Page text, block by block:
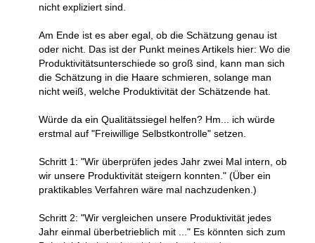
nicht expliziert sind.
Am Ende ist es aber egal, ob die Schätzung genau ist
oder nicht. Das ist der Punkt meines Artikels hier: Wo die
Produktivitätsunterschiede so groß sind, kann man sich
die Schätzung in die Haare schmieren, solange man
nicht weiß, welche Produktivität der Schätzende hat.
Würde da ein Qualitätssiegel helfen? Hm... ich würde
erstmal auf "Freiwillige Selbstkontrolle" setzen.
Schritt 1: "Wir überprüfen jedes Jahr zwei Mal intern, ob
wir unsere Produktivität steigern konnten." (Über ein
praktikables Verfahren wäre mal nachzudenken.)
Schritt 2: "Wir vergleichen unsere Produktivität jedes
Jahr einmal überbetrieblich mit ..." Es könnten sich zum